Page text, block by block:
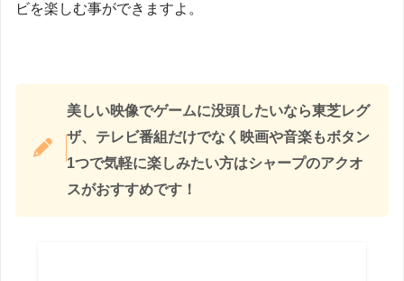
ビを楽しむ事ができますよ。
美しい映像でゲームに没頭したいなら東芝レグ
ザ、テレビ番組だけでなく映画や音楽もボタン
1つで気軽に楽しみたい方はシャープのアクオ
スがおすすめです！